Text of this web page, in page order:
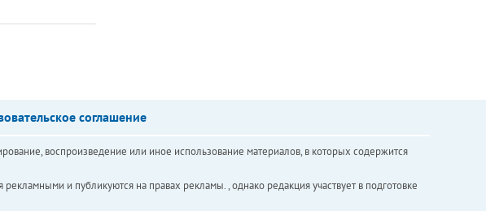
соглашение
воспроизведение или иное использование материалов, в которых содержится
и публикуются на правах рекламы. , однако редакция участвует в подготовке